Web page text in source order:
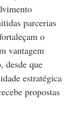
parcerias
o
vantagem
desde que
estratégica
propostas